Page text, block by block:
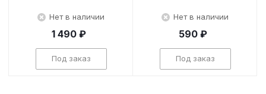
Нет в наличии
1 490 ₽
Под заказ
Нет в наличии
590 ₽
Под заказ